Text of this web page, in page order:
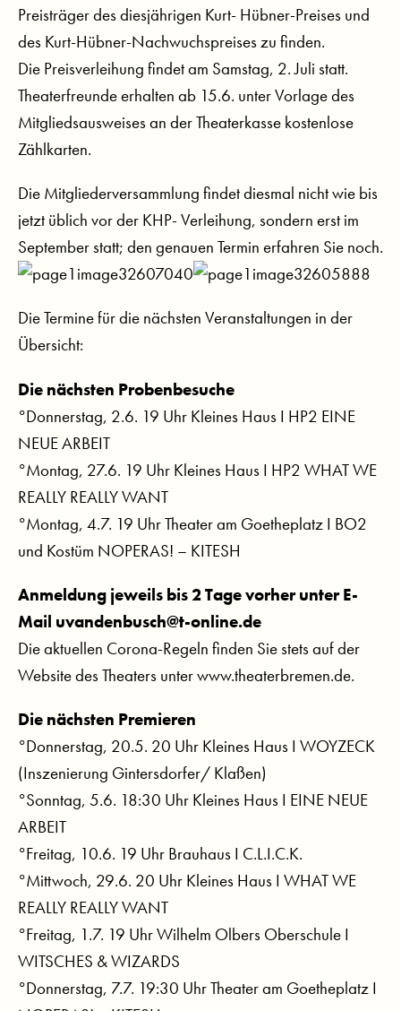
Preisträger des diesjährigen Kurt- Hübner-Preises und
des Kurt-Hübner-Nachwuchspreises zu finden.
Die Preisverleihung findet am Samstag, 2. Juli statt.
Theaterfreunde erhalten ab 15.6. unter Vorlage des
Mitgliedsausweises an der Theaterkasse kostenlose
Zählkarten.
Die Mitgliederversammlung findet diesmal nicht wie bis
jetzt üblich vor der KHP- Verleihung, sondern erst im
September statt; den genauen Termin erfahren Sie noch.
Die Termine für die nächsten Veranstaltungen in der
Übersicht:
Die nächsten Probenbesuche
°Donnerstag, 2.6. 19 Uhr Kleines Haus I HP2 EINE
NEUE ARBEIT
°Montag, 27.6. 19 Uhr Kleines Haus I HP2 WHAT WE
REALLY REALLY WANT
°Montag, 4.7. 19 Uhr Theater am Goetheplatz I BO2
und Kostüm NOPERAS! – KITESH
Anmeldung jeweils bis 2 Tage vorher unter E-
Mail uvandenbusch@t-online.de
Die aktuellen Corona-Regeln finden Sie stets auf der
Website des Theaters unter www.theaterbremen.de.
Die nächsten Premieren
°Donnerstag, 20.5. 20 Uhr Kleines Haus I WOYZECK
(Inszenierung Gintersdorfer/ Klaßen)
°Sonntag, 5.6. 18:30 Uhr Kleines Haus I EINE NEUE
ARBEIT
°Freitag, 10.6. 19 Uhr Brauhaus I C.L.I.C.K.
°Mittwoch, 29.6. 20 Uhr Kleines Haus I WHAT WE
REALLY REALLY WANT
°Freitag, 1.7. 19 Uhr Wilhelm Olbers Oberschule I
WITSCHES & WIZARDS
°Donnerstag, 7.7. 19:30 Uhr Theater am Goetheplatz I